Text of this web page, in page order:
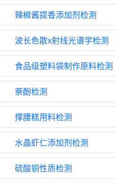
辣椒酱提香添加剂检测
波长色散x射线光谱学检测
食品级塑料袋制作原料检测
萘酚检测
撑腰糕用料检测
水晶虾仁添加剂检测
硫酸铜性质检测